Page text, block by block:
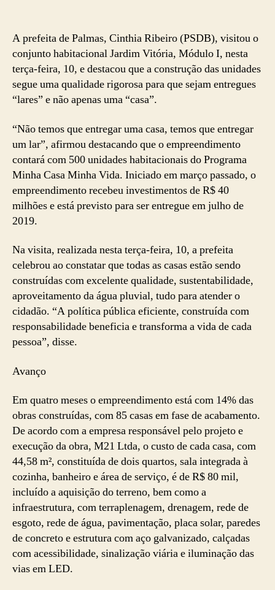
A prefeita de Palmas, Cinthia Ribeiro (PSDB), visitou o
conjunto habitacional Jardim Vitória, Módulo I, nesta
terça-feira, 10, e destacou que a construção das unidades
segue uma qualidade rigorosa para que sejam entregues
“lares” e não apenas uma “casa”.
“Não temos que entregar uma casa, temos que entregar
um lar”, afirmou destacando que o empreendimento
contará com 500 unidades habitacionais do Programa
Minha Casa Minha Vida. Iniciado em março passado, o
empreendimento recebeu investimentos de R$ 40
milhões e está previsto para ser entregue em julho de
2019.
Na visita, realizada nesta terça-feira, 10, a prefeita
celebrou ao constatar que todas as casas estão sendo
construídas com excelente qualidade, sustentabilidade,
aproveitamento da água pluvial, tudo para atender o
cidadão. “A política pública eficiente, construída com
responsabilidade beneficia e transforma a vida de cada
pessoa”, disse.
Avanço
Em quatro meses o empreendimento está com 14% das
obras construídas, com 85 casas em fase de acabamento.
De acordo com a empresa responsável pelo projeto e
execução da obra, M21 Ltda, o custo de cada casa, com
44,58 m², constituída de dois quartos, sala integrada à
cozinha, banheiro e área de serviço, é de R$ 80 mil,
incluído a aquisição do terreno, bem como a
infraestrutura, com terraplenagem, drenagem, rede de
esgoto, rede de água, pavimentação, placa solar, paredes
de concreto e estrutura com aço galvanizado, calçadas
com acessibilidade, sinalização viária e iluminação das
vias em LED.